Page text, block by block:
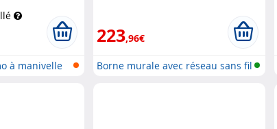
/ USB-A /
à manivelle
223,96€
Borne murale avec réseau sans fil